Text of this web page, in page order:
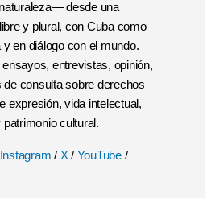
desde una
y plural, con Cuba como
en diálogo con el mundo.
entrevistas, opinión,
consulta sobre derechos
expresión, vida intelectual,
cultural.
Instagram / X/ YouTube /